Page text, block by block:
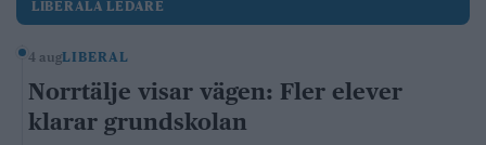
LIBERALA LEDARE
4 augLIBERAL
Norrtälje visar vägen: Fler elever
klarar grundskolan